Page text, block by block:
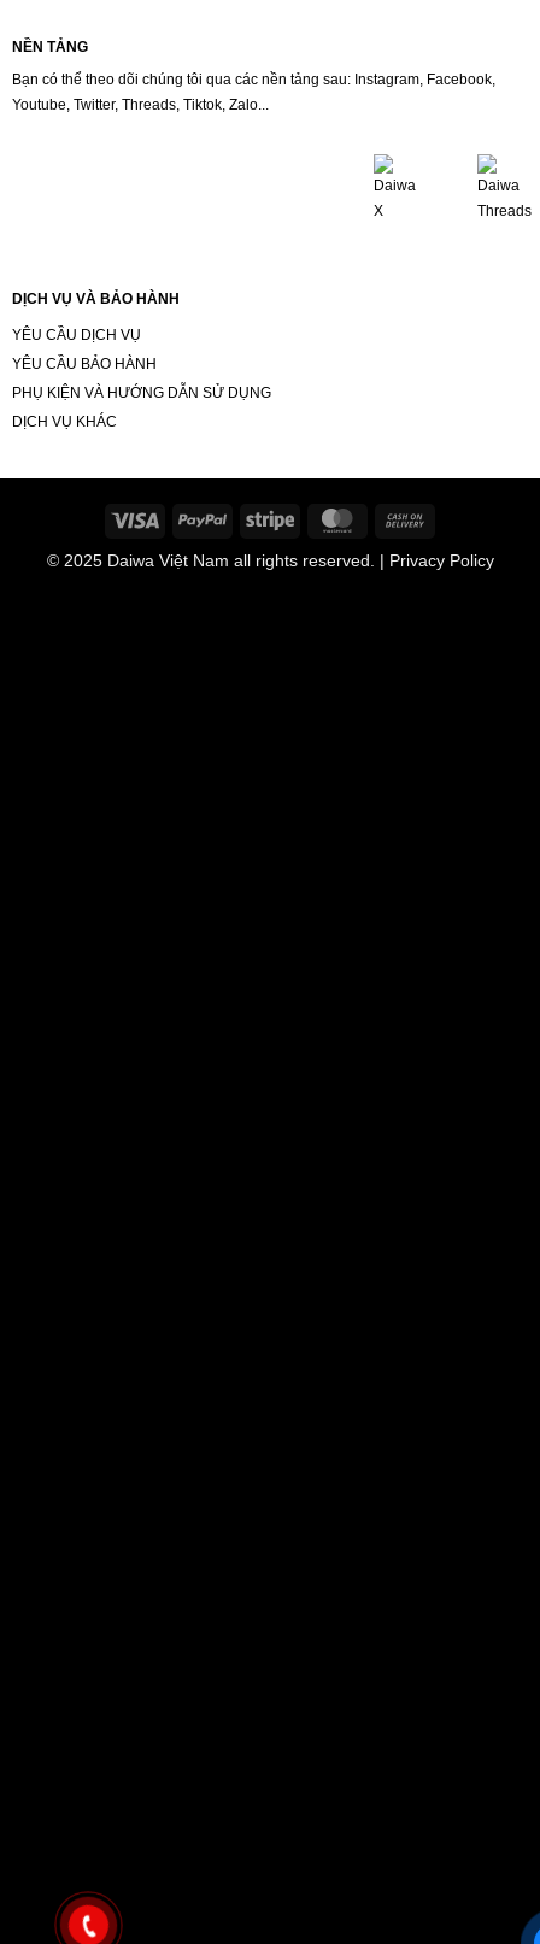
NỀN TẢNG
Bạn có thể theo dõi chúng tôi qua các nền tảng sau: Instagram, Facebook,
Youtube, Twitter, Threads, Tiktok, Zalo...
DỊCH VỤ VÀ BẢO HÀNH
YÊU CẦU DỊCH VỤ
YÊU CẦU BẢO HÀNH
PHỤ KIỆN VÀ HƯỚNG DẪN SỬ DỤNG
DỊCH VỤ KHÁC
Visa PayPal Stripe MasterCard
Delivery
© 2025 Daiwa Việt Nam all rights reserved. | Privacy Policy